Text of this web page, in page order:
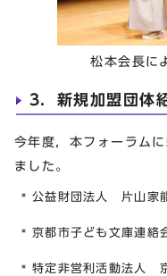
松本会長によ
3．新規加盟団体
今年度，本フォーラム
ました。
公益財団法人 片山家
京都市子ども文庫連絡
特定非営利活動法人